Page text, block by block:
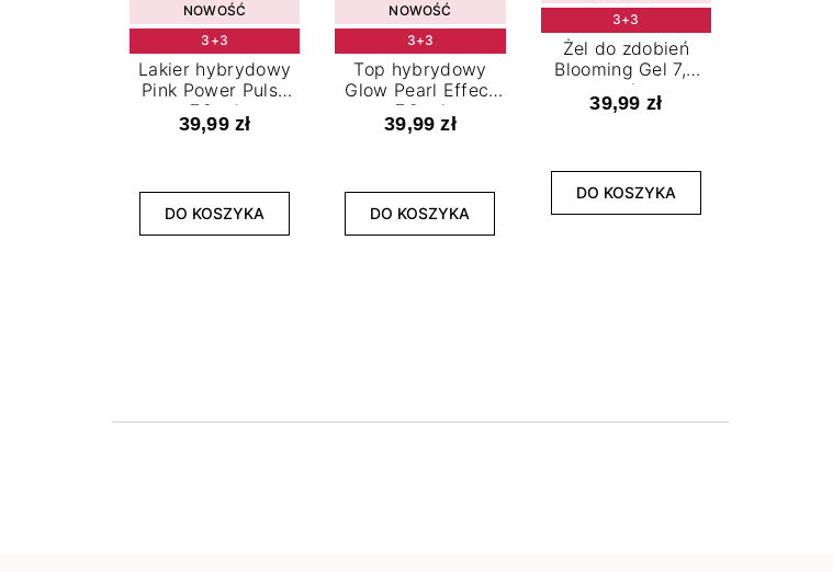
NOWOŚĆ
3+3
Lakier hybrydowy
Pink Power Pulse
7,2 ml
39,99 zł
DO KOSZYKA
NOWOŚĆ
3+3
Top hybrydowy
Glow Pearl Effect
7,2 ml
39,99 zł
DO KOSZYKA
3+3
Żel do zdobień
Blooming Gel 7,2
ml
39,99 zł
DO KOSZYKA